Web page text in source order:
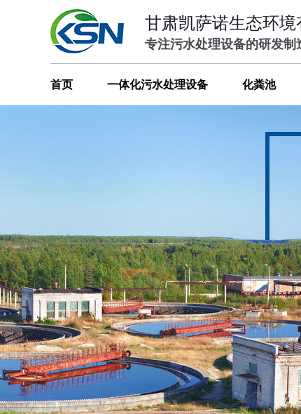
甘肃凯萨诺生态环境
专注污水处理设备的研发
首页 一体化污水处理设备 化粪池